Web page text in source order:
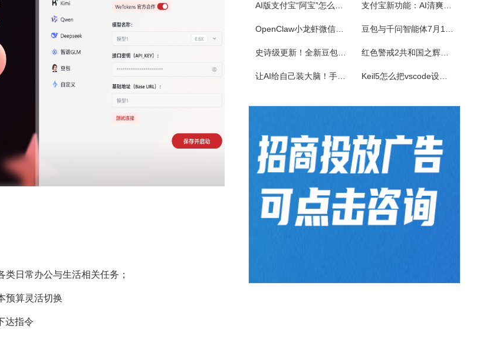
日常办公与生活相关任务；
预算灵活切换
达指令
《腾讯桌球》真人实时对战桌球手游，还原现实桌球玩法-8球、斯诺克、9球、血流玩法，简单流行的操作方式，绚丽的动画特效，配以真实的物理参数，精准的进球，激动人心的赛事。游戏设有1V1匹配、3人欢乐场、8人锦标赛、斯诺克、9球玩法、血流等玩法，玩家可以自由选择参与，并用自己精湛的技巧来获得丰厚的奖金。尖...
超级台球大师
AI版支付宝“阿宝”怎么用？右滑切换方法与内测邀请码获取指南 支付宝新功能：AI清爽版“阿宝”公测！
OpenClaw小龙虾微信接入教程：服务器部署、API Key配置 豆包与千问智能体7月15日下线！附3步完整数据备份与导出教程
史诗级更新！全新豆包视频通话功能来了 红色警戒2共和国之辉快捷键
让AI给自己装大脑！手把手教你学会安装使用Agent Skill Keil5怎么把vscode设置外部编辑器